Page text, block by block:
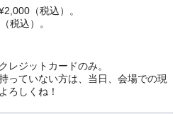
（税込）。
税込）。
レジットカードのみ。
っていない方は、当日、会場での現
ろしくね！